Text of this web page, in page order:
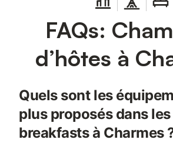
FAQs:
d’hôtes à
Quels sont les
plus proposés dans les
breakfasts à Charmes